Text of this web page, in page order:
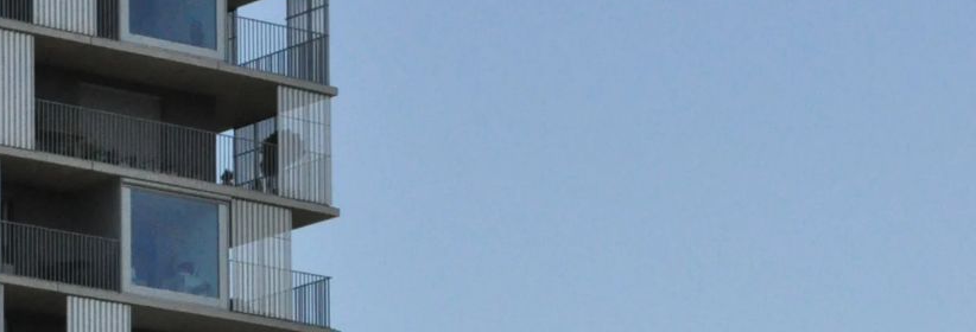
Kantenschutzwinkel
Zurück
Kantenschutzwinkel
Kantenschutzwinkel JKW
Bewehrung
Bewehrung
Durchstanzbewehrung
Zurück Durchstanzbewehrung
Durchstanzbewehrung JDA
Durchstanzbewehrung JDA-FT-KL
Durchstanzbewehrung Zubehör